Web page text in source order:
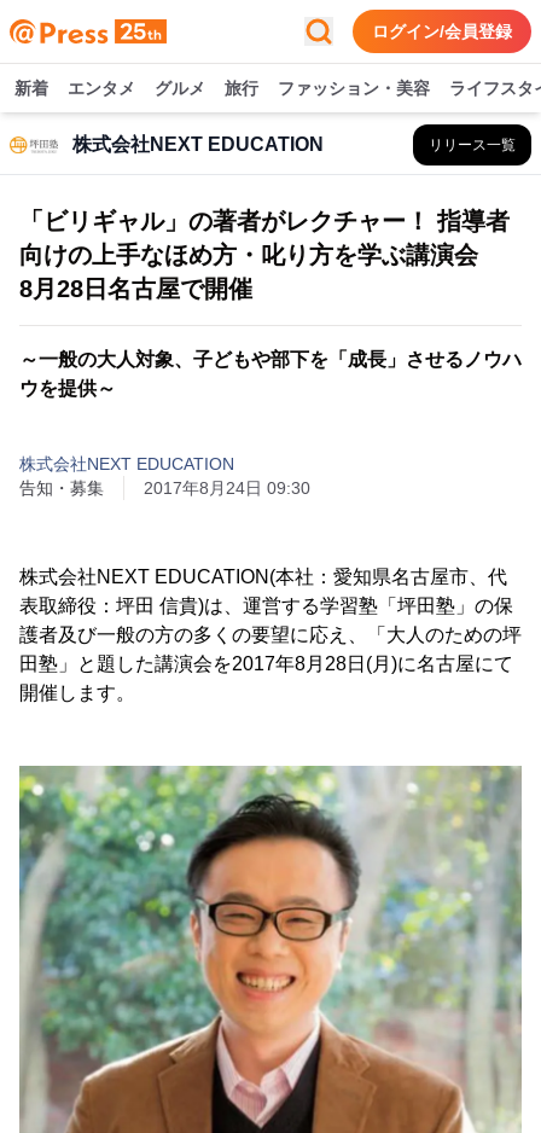
ログイン/会員登録
新着 エンタメ グルメ 旅行 ファッション・美容 ライフスタ
株式会社NEXT EDUCATION リリース一覧
「ビリギャル」の著者がレクチャー！ 指導者
向けの上手なほめ方・叱り方を学ぶ講演会
8月28日名古屋で開催
～一般の大人対象、子どもや部下を「成長」させるノウハ
ウを提供～
株式会社NEXT EDUCATION
告知・募集
2017年8月24日 09:30
株式会社NEXT EDUCATION(本社：愛知県名古屋市、代
表取締役：坪田 信貴)は、運営する学習塾「坪田塾」の保
護者及び一般の方の多くの要望に応え、「大人のための坪
田塾」と題した講演会を2017年8月28日(月)に名古屋にて
開催します。